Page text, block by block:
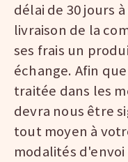
délai de 30 jours
livraison de la
ses frais un
échange. Afin
traitée dans les
devra nous être
tout moyen à
modalités